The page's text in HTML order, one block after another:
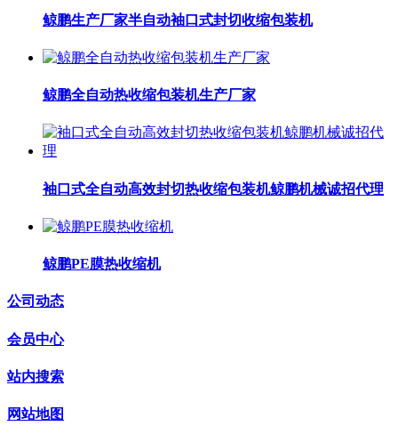
鲸鹏生产厂家半自动袖口式封切收缩包装机
鲸鹏全自动热收缩包装机生产厂家
袖口式全自动高效封切热收缩包装机鲸鹏机械诚招代理
鲸鹏PE膜热收缩机
公司动态
会员中心
站内搜索
网站地图